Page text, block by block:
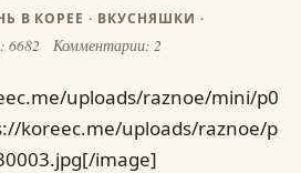
В КОРЕЕ · ВКУСНЯШКИ ·
6682 Комментарии: 2
uploads/raznoe/mini/p0
koreec.me/uploads/raznoe/p
image]